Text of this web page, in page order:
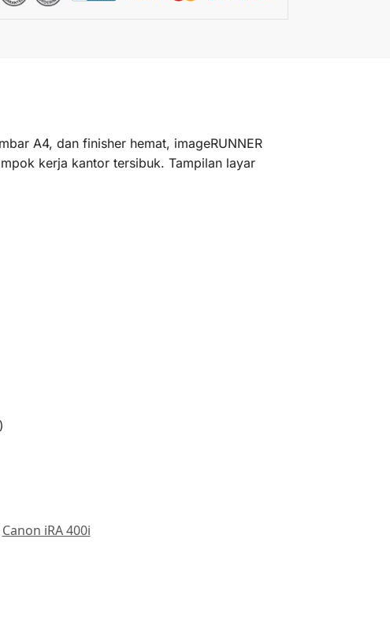
A4, dan finisher hemat, imageRUNNER
kerja kantor tersibuk. Tampilan layar
Canon iRA 400i